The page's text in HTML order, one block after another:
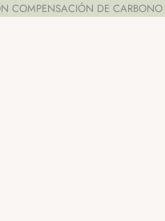
COMPENSACIÓN DE CARBONO